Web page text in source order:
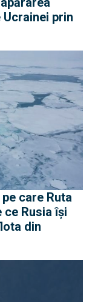
prin
care Ruta
Rusia își
din